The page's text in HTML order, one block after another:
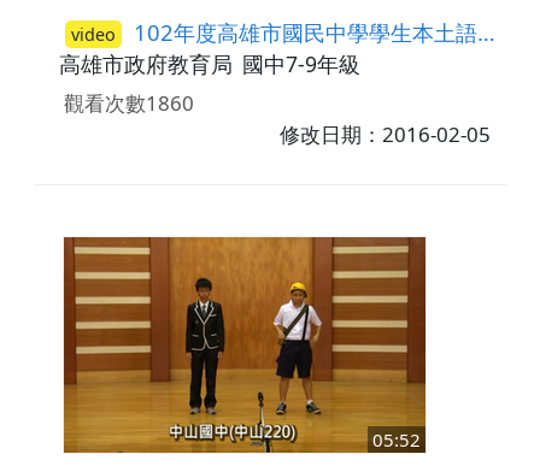
video 102年度高雄市國民中學學生本土語言(臺灣閩南語)說唱藝術比賽─答喙鼓比賽第二名-明華國中
高雄市政府教育局 國中7-9年級
觀看次數1860
修改日期：2016-02-05
05:52